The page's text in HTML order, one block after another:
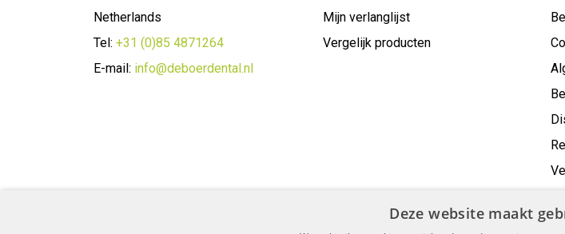
Netherlands
Tel: +31 (0)85 4871264
E-mail: info@deboerdental.nl
Mijn verlanglijst
Vergelijk producten
Deze website maakt